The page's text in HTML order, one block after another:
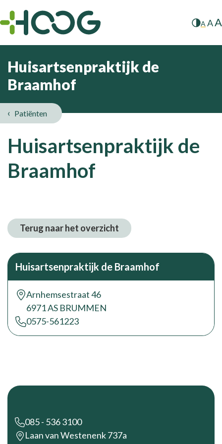
A AA
Huisartsenpraktijk de
Braamhof
Patiënten
Huisartsenpraktijk de
Braamhof
Terug naar het overzicht
Huisartsenpraktijk de Braamhof
Arnhemsestraat 46
6971 AS BRUMMEN
0575-561223
Footer
085 - 536 3100
Laan van Westenenk 737a